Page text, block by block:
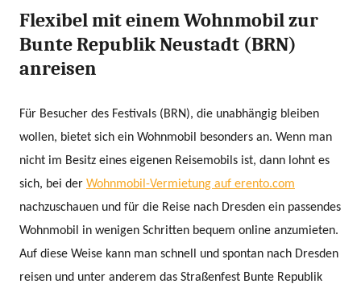
Flexibel mit einem Wohnmobil zur
Bunte Republik Neustadt (BRN)
anreisen
Für Besucher des Festivals (BRN), die unabhängig bleiben
wollen, bietet sich ein Wohnmobil besonders an. Wenn man
nicht im Besitz eines eigenen Reisemobils ist, dann lohnt es
sich, bei der Wohnmobil-Vermietung auf erento.com
nachzuschauen und für die Reise nach Dresden ein passendes
Wohnmobil in wenigen Schritten bequem online anzumieten.
Auf diese Weise kann man schnell und spontan nach Dresden
reisen und unter anderem das Straßenfest Bunte Republik